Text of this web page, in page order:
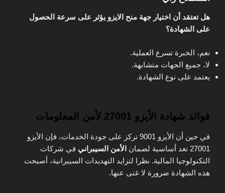
هل تعتقد أن اختيار جهة منح الايزو يؤثر على سرعة الحصول
على الشهادة؟
نعم، الخبرة تسرع العملية.
لا، جميع الجهات متشابهة.
يعتمد على نوع الشهادة.
فوائد شهادة الأيزو 27001 لأمن المعلومات
في حين أن الأيزو 9001 تركز على جودة الخدمات، فإن الأيزو
27001 تعد أساسية لضمان
الأمن السيبراني في شركات
التكنولوجيا المالية. نظرا لتزايد التهديدات السيبرانية، أصبحت
هذه الشهادة ضرورة لا غنى عنها.